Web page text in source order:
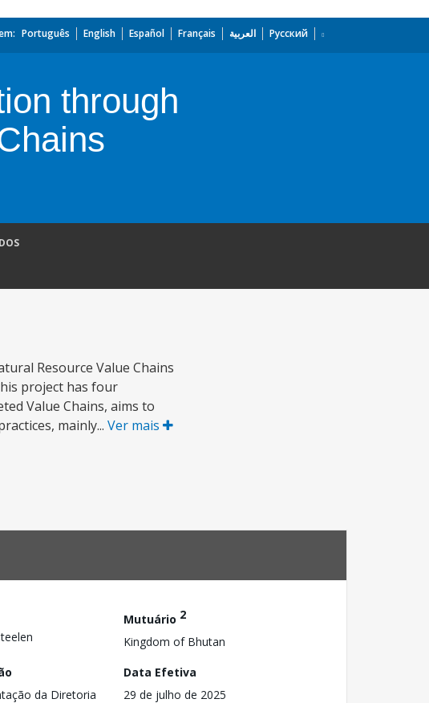
Português English Español Français العربية Русский
through
Resource Value Chains
project has four
Value Chains, aims to
mainly... Ver mais
Mutuário 2
Kingdom of Bhutan
da Diretoria
Data Efetiva
29 de julho de 2025